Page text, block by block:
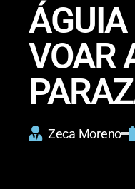
ÁGUIA
VOAR
Zeca Moreno